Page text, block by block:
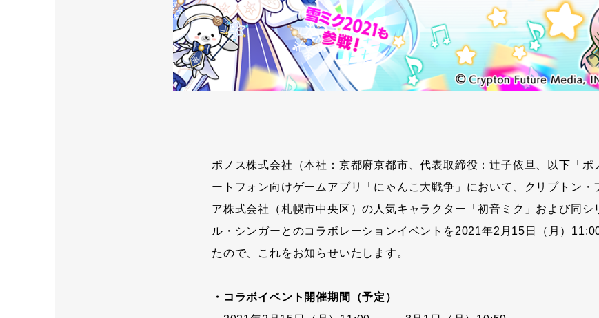
ポノス株式会社（本社：京都府京都市、代表取締役：辻子依旦、以下「ポ
ートフォン向けゲームアプリ「にゃんこ大戦争」において、クリプトン・
ア株式会社（札幌市中央区）の人気キャラクター「初音ミク」および同シ
ル・シンガーとのコラボレーションイベントを2021年2月15日（月）
たので、これをお知らせいたします。
・コラボイベント開催期間（予定）